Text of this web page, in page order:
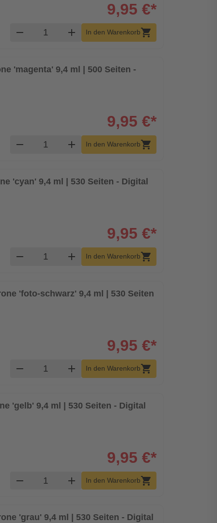
9,95 €*
remove Produkt Warenkorb Menge
add In den Warenkorbshopping_cart
'magenta' 9,4 ml | 500 Seiten -
9,95 €*
remove Produkt Warenkorb Menge
add In den Warenkorbshopping_cart
'cyan' 9,4 ml | 530 Seiten - Digital
9,95 €*
remove Produkt Warenkorb Menge
add In den Warenkorbshopping_cart
'foto-schwarz' 9,4 ml | 530 Seiten
9,95 €*
remove Produkt Warenkorb Menge
add In den Warenkorbshopping_cart
'gelb' 9,4 ml | 530 Seiten - Digital
9,95 €*
remove Produkt Warenkorb Menge
add In den Warenkorbshopping_cart
'grau' 9,4 ml | 530 Seiten - Digital